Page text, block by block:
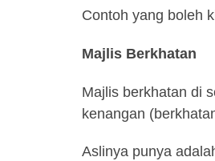
Contoh yang boleh
Majlis Berkhatan
Majlis berkhatan di
kenangan
Aslinya punya